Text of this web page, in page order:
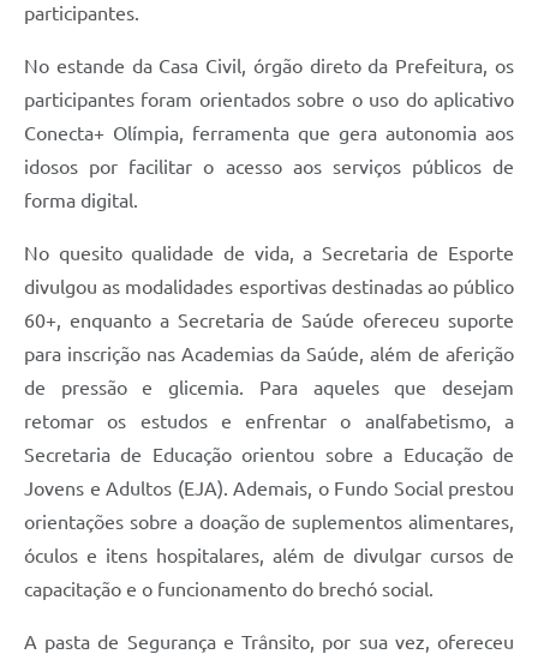
participantes.
No estande da Casa Civil, órgão direto da Prefeitura, os
participantes foram orientados sobre o uso do aplicativo
Conecta+ Olímpia, ferramenta que gera autonomia aos
idosos por facilitar o acesso aos serviços públicos de
forma digital.
No quesito qualidade de vida, a Secretaria de Esporte
divulgou as modalidades esportivas destinadas ao público
60+, enquanto a Secretaria de Saúde ofereceu suporte
para inscrição nas Academias da Saúde, além de aferição
de pressão e glicemia. Para aqueles que desejam
retomar os estudos e enfrentar o analfabetismo, a
Secretaria de Educação orientou sobre a Educação de
Jovens e Adultos (EJA). Ademais, o Fundo Social prestou
orientações sobre a doação de suplementos alimentares,
óculos e itens hospitalares, além de divulgar cursos de
capacitação e o funcionamento do brechó social.
A pasta de Segurança e Trânsito, por sua vez, ofereceu